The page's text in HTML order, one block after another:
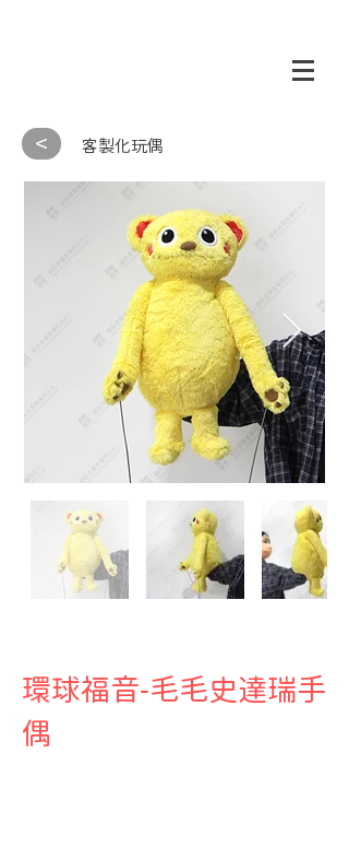
< 客製化玩偶
環球福音-毛毛史達瑞手
偶